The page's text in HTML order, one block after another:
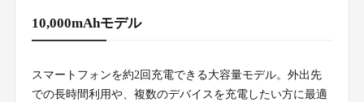
10,000mAhモデル
スマートフォンを約2回充電できる大容量モデル。外出先
での長時間利用や、複数のデバイスを充電したい方に最適